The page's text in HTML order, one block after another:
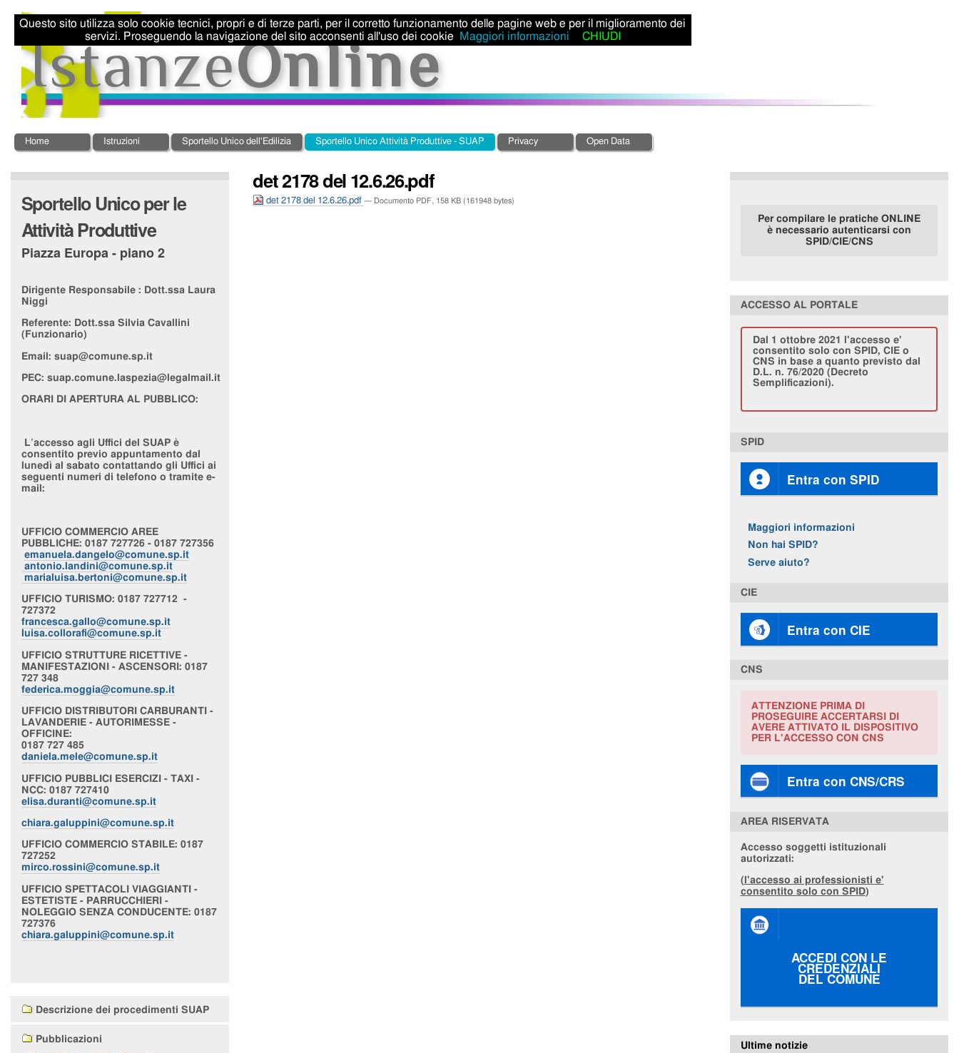
ai
contenuti.
Salta
alla
navigazione
personali
Sezioni
Home Istruzioni Sportello Unico dell'Edilizia Sportello Unico Attività Produttive - SUAP Privacy Open Data
det 2178 del 12.6.26.pdf
det 2178 del 12.6.26.pdf— Documento PDF, 158 KB (161948 bytes)
Sportello Unico per le
Attività Produttive
Piazza Europa - piano 2
Dirigente Responsabile : Dott.ssa Laura
Niggi
Referente: Dott.ssa Silvia Cavallini
(Funzionario)
Email: suap@comune.sp.it
PEC: suap.comune.laspezia@legalmail.it
ORARI DI APERTURA AL PUBBLICO:
L’accesso agli Uffici del SUAP è
consentito previo appuntamento dal
lunedì al sabato contattando gli Uffici ai
seguenti numeri di telefono o tramite e-
mail:
UFFICIO COMMERCIO AREE
PUBBLICHE: 0187 727726 - 0187 727356
emanuela.dangelo@comune.sp.it
antonio.landini@comune.sp.it
marialuisa.bertoni@comune.sp.it
UFFICIO TURISMO: 0187 727712 -
727372
francesca.gallo@comune.sp.it
luisa.collorafi@comune.sp.it
UFFICIO STRUTTURE RICETTIVE -
MANIFESTAZIONI - ASCENSORI : 0187
727 348
federica.moggia@comune.sp.it
UFFICIO DISTRIBUTORI CARBURANTI -
LAVANDERIE - AUTORIMESSE -
OFFICINE:
0187 727 485
daniela.mele@comune.sp.it
UFFICIO PUBBLICI ESERCIZI - TAXI -
NCC: 0187 727410
elisa.duranti@comune.sp.it
chiara.galuppini@comune.sp.it
UFFICIO COMMERCIO STABILE: 0187
727252
mirco.rossini@comune.sp.it
UFFICIO SPETTACOLI VIAGGIANTI -
ESTETISTE - PARRUCCHIERI -
NOLEGGIO SENZA CONDUCENTE: 0187
727376
chiara.galuppini@comune.sp.it
Descrizione dei procedimenti SUAP
Pubblicazioni
Per compilare le pratiche ONLINE
è necessario autenticarsi con
SPID/CIE/CNS
ACCESSO AL PORTALE
Dal 1 ottobre 2021 l'accesso e'
consentito solo con SPID, CIE o
CNS in base a quanto previsto dal
D.L. n. 76/2020 (Decreto
Semplificazioni).
SPID
Entra con SPID
Maggiori informazioni
Non hai SPID?
Serve aiuto?
CIE
Entra con CIE
CNS
ATTENZIONE PRIMA DI
PROSEGUIRE ACCERTARSI DI
AVERE ATTIVATO IL DISPOSITIVO
PER L'ACCESSO CON CNS
Entra con CNS/CRS
AREA RISERVATA
Accesso soggetti istituzionali
autorizzati:
( l'accesso ai professionisti e'
consentito solo con SPID)
ACCEDI CON LE
CREDENZIALI
DEL COMUNE
Ultime notizie
Questo sito utilizza solo cookie tecnici, propri e di terze parti, per il corretto funzionamento delle pagine web e per il miglioramento dei
servizi. Proseguendo la navigazione del sito acconsenti all'uso dei cookie
Maggiori informazioni CHIUDI